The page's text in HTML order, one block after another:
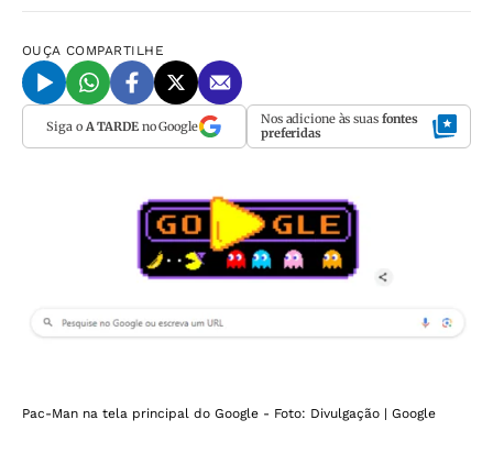
OUÇA COMPARTILHE
Siga o A TARDEno Google Nos adicione às suas fontes
preferidas
Pac-Man na tela principal do Google - Foto: Divulgação | Google